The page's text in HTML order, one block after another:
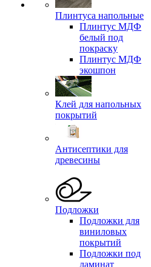
Плинтуса напольные
Плинтус МДФ
белый под
покраску
Плинтус МДФ
экошпон
Клей для напольных
покрытий
Антисептики для
древесины
Подложки
Подложки для
виниловых
покрытий
Подложки под
ламинат